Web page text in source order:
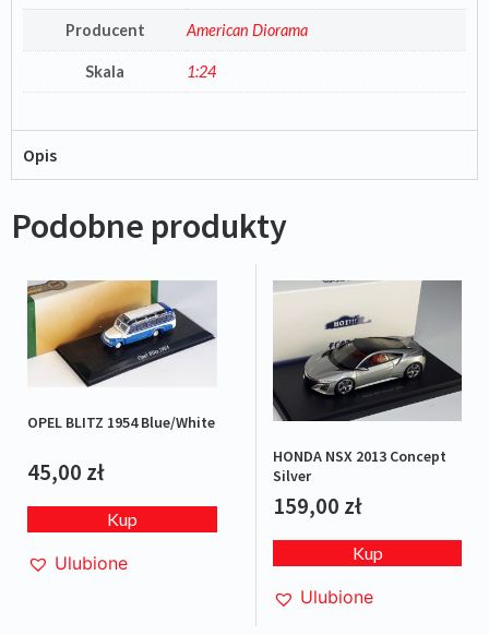
Producent American Diorama
Skala 1:24
Opis
Podobne produkty
OPEL BLITZ 1954 Blue/White
45,00 zł
Kup
Ulubione
HONDA NSX 2013 Concept
Silver
159,00 zł
Kup
Ulubione